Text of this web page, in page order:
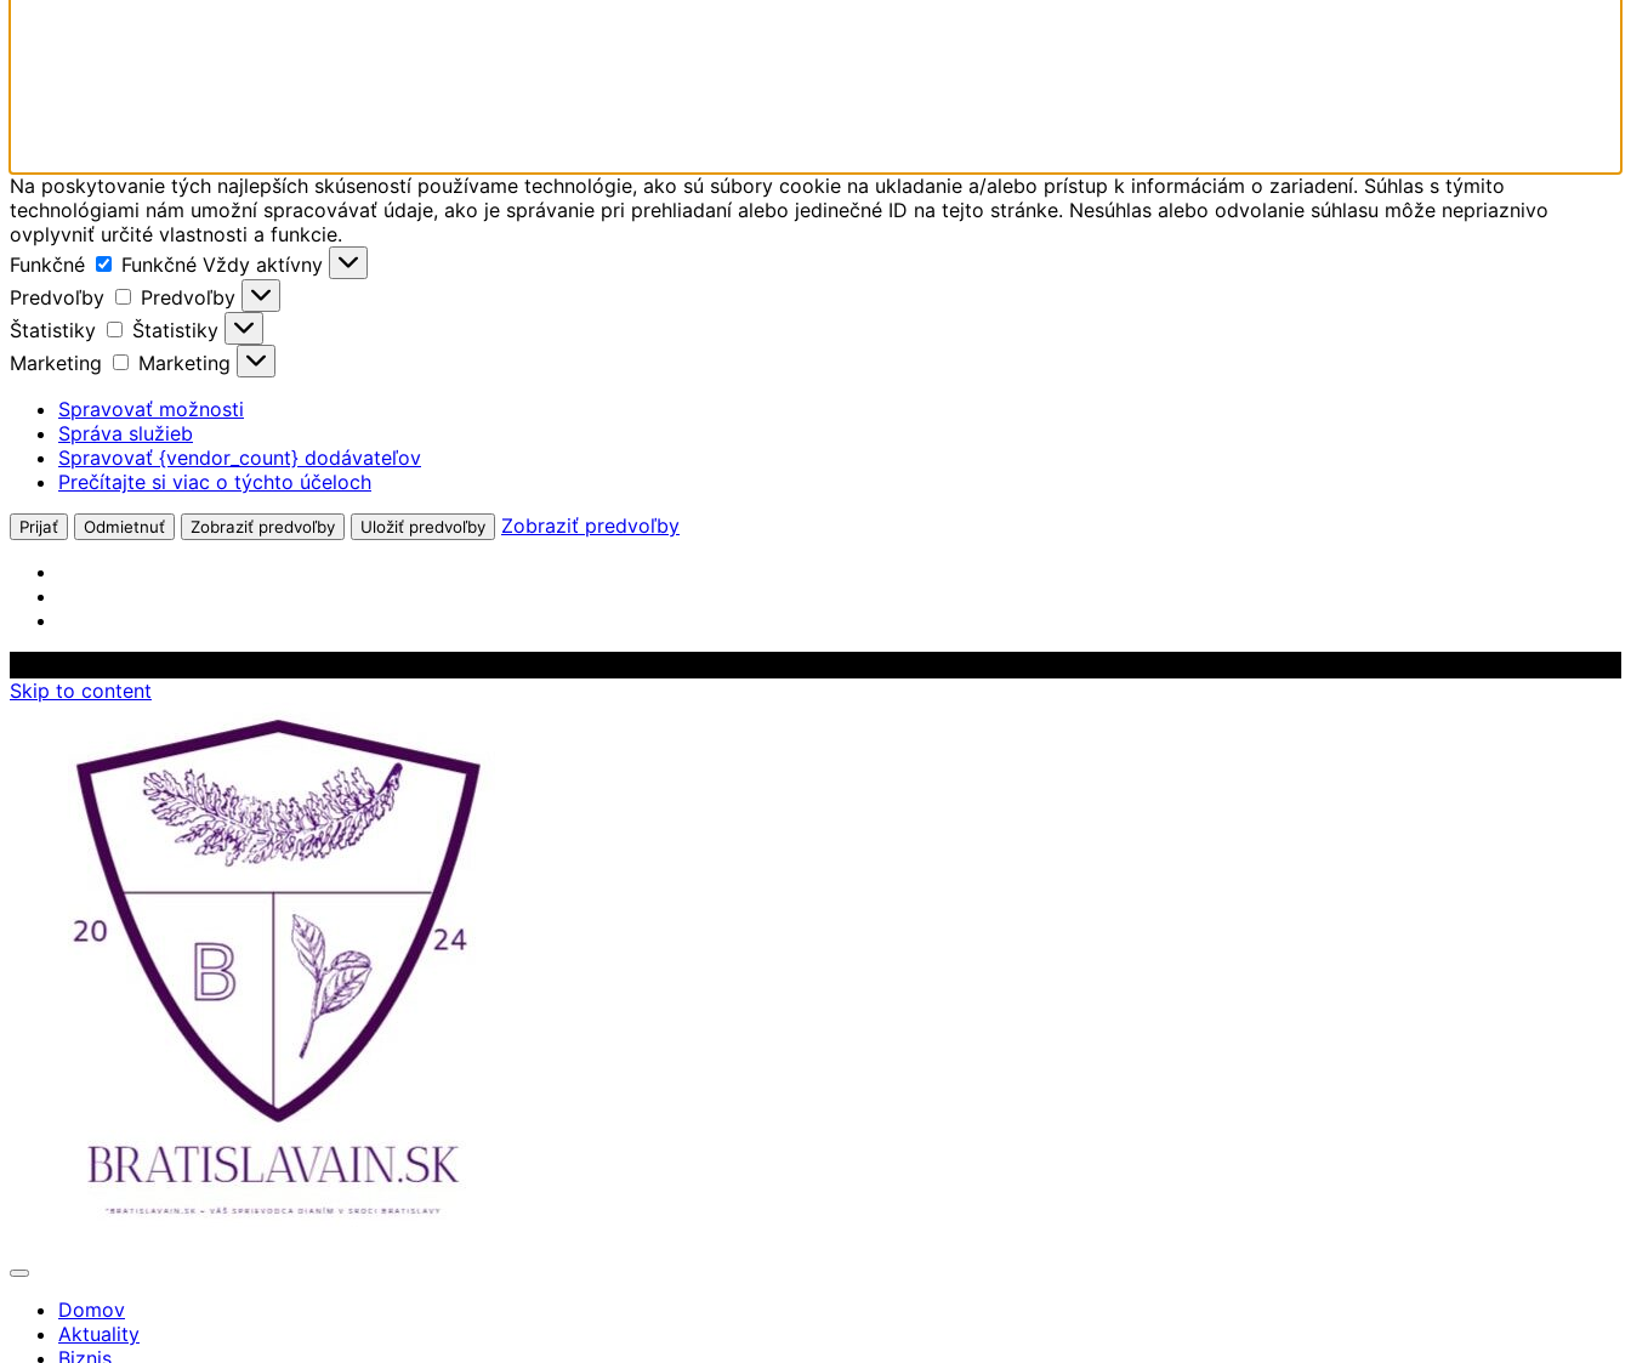
Na poskytovanie tých najlepších skúseností používame technológie, ako sú súbory cookie na ukladanie a/alebo prístup k informáciám o zariadení. Súhlas s týmito
technológiami nám umožní spracovávať údaje, ako je správanie pri prehliadaní alebo jedinečné ID na tejto stránke. Nesúhlas alebo odvolanie súhlasu môže nepriaznivo
ovplyvniť určité vlastnosti a funkcie.
Funkčné
Funkčné Vždy aktívny
Predvoľby
Predvoľby
Štatistiky
Štatistiky
Marketing
Marketing
Spravovať možnosti
Správa služieb
Spravovať {vendor_count} dodávateľov
Prečítajte si viac o týchto účeloch
Prijať Odmietnuť Zobraziť predvoľby Uložiť predvoľby Zobraziť predvoľby
Skip to content
Domov
Aktuality
Biznis